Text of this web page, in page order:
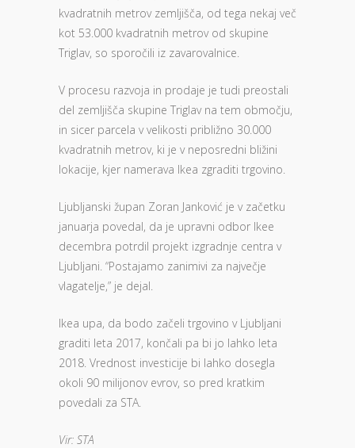
kvadratnih metrov zemljišča, od tega nekaj več
kot 53.000 kvadratnih metrov od skupine
Triglav, so sporočili iz zavarovalnice.
V procesu razvoja in prodaje je tudi preostali
del zemljišča skupine Triglav na tem območju,
in sicer parcela v velikosti približno 30.000
kvadratnih metrov, ki je v neposredni bližini
lokacije, kjer namerava Ikea zgraditi trgovino.
Ljubljanski župan Zoran Janković je v začetku
januarja povedal, da je upravni odbor Ikee
decembra potrdil projekt izgradnje centra v
Ljubljani. “Postajamo zanimivi za največje
vlagatelje,” je dejal.
Ikea upa, da bodo začeli trgovino v Ljubljani
graditi leta 2017, končali pa bi jo lahko leta
2018. Vrednost investicije bi lahko dosegla
okoli 90 milijonov evrov, so pred kratkim
povedali za STA.
Vir: STA